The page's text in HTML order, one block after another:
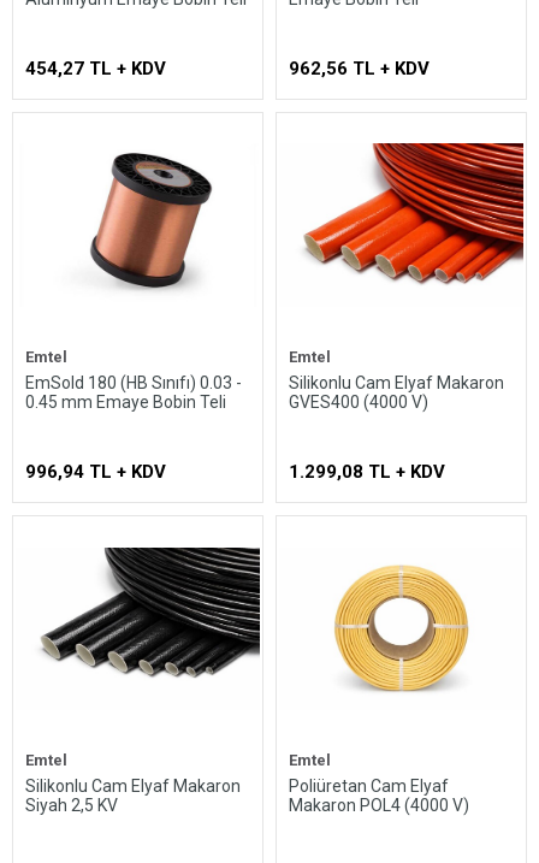
454,27 TL + KDV 962,56 TL + KDV
Emtel
EmSold 180 (HB Sınıfı) 0.03 -
0.45 mm Emaye Bobin Teli
996,94 TL + KDV
Emtel
Silikonlu Cam Elyaf Makaron
GVES400 (4000 V)
1.299,08 TL + KDV
Emtel
Silikonlu Cam Elyaf Makaron
Siyah 2,5 KV
Emtel
Poliüretan Cam Elyaf
Makaron POL4 (4000 V)